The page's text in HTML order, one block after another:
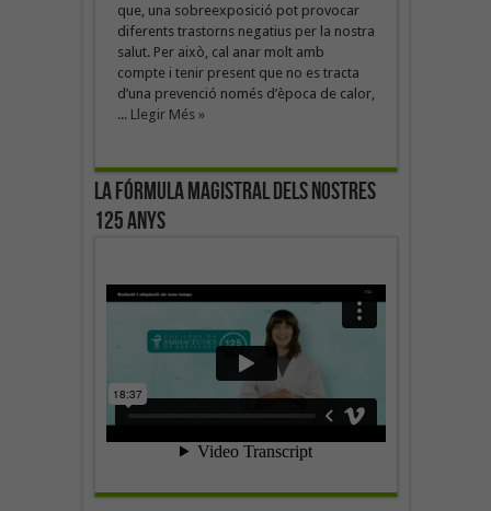
que, una sobreexposició pot provocar
diferents trastorns negatius per la nostra
salut. Per això, cal anar molt amb
compte i tenir present que no es tracta
d’una prevenció només d’època de calor,
... Llegir Més »
La fórmula magistral dels nostres
125 anys